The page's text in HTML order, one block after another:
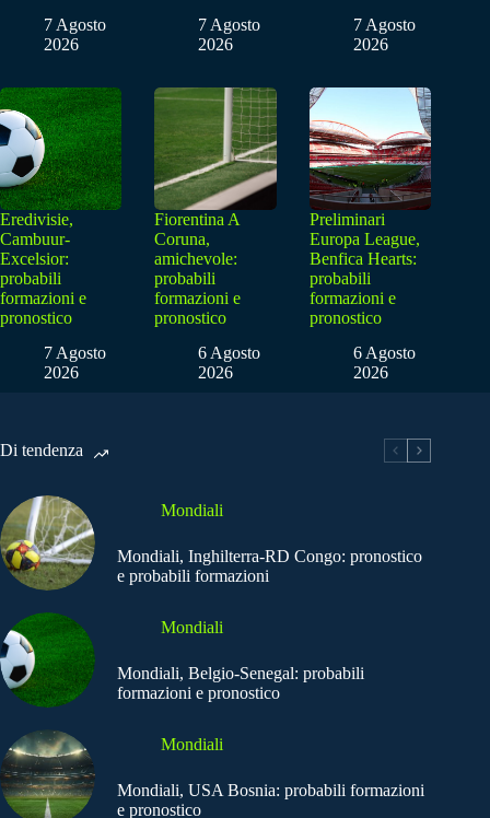
7 Agosto
2026
7 Agosto
2026
7 Agosto
2026
Eredivisie,
Cambuur-
Excelsior:
probabili
formazioni e
pronostico
7 Agosto
2026
Fiorentina A
Coruna,
amichevole:
probabili
formazioni e
pronostico
6 Agosto
2026
Preliminari
Europa League,
Benfica Hearts:
probabili
formazioni e
pronostico
6 Agosto
2026
Di tendenza
Mondiali
Mondiali, Inghilterra-RD Congo: pronostico
e probabili formazioni
Mondiali
Mondiali, Belgio-Senegal: probabili
formazioni e pronostico
Mondiali
Mondiali, USA Bosnia: probabili formazioni
e pronostico